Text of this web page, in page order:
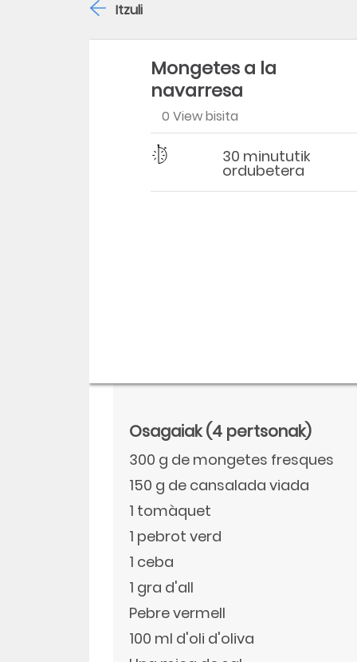
Mongetes a la
navarresa
0 View bisita
Zailtasuna
Denbora 30 minututik
ordubetera
Osagaiak(4 pertsonak)
300 g de mongetes fresques
150 g de cansalada viada
1 tomàquet
1 pebrot verd
1 ceba
1 gra d'all
Pebre vermell
100 ml d'oli d'oliva
Itzuli